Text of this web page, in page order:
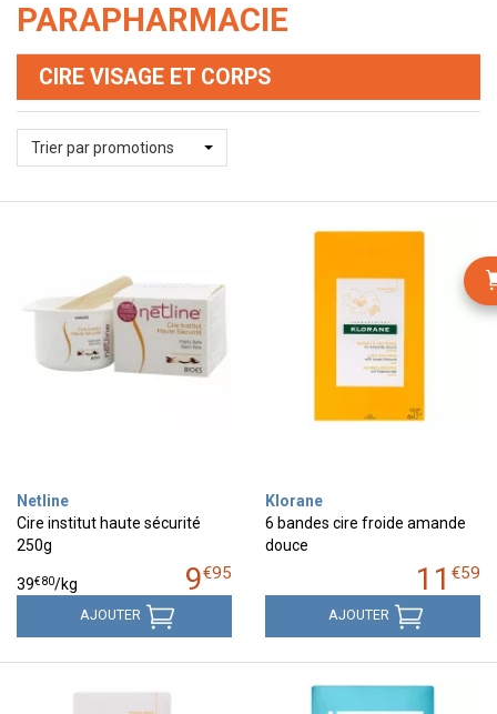
PARAPHARMACIE
CIRE VISAGE ET CORPS
Trier par promotions
Netline
Cire institut haute sécurité
250g
9€95
39€80/kg
AJOUTER
Klorane
6 bandes cire froide amande
douce
11 €59
AJOUTER